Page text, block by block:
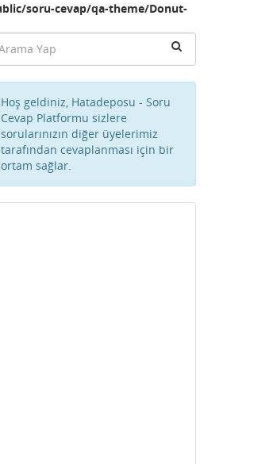
soru-cevap/qa-theme/Donut-
Hoş geldiniz, Hatadeposu - Soru
Cevap Platformu sizlere
sorularınızın diğer üyelerimiz
tarafından cevaplanması için bir
ortam sağlar.